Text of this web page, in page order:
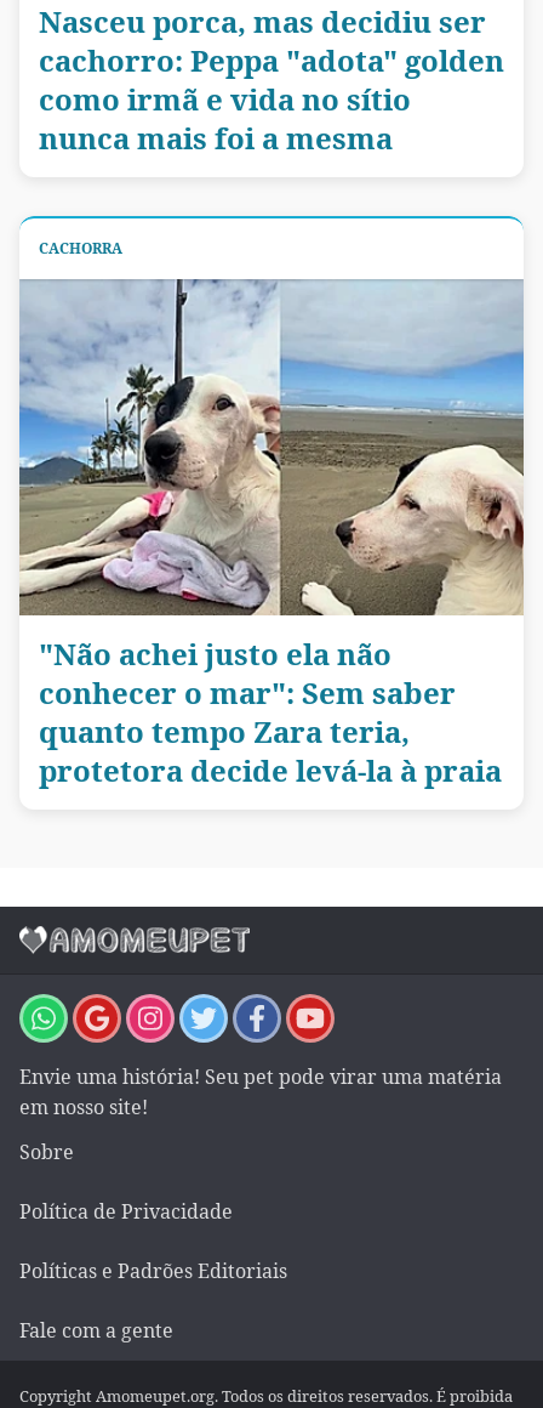
Nasceu porca, mas decidiu ser
cachorro: Peppa "adota" golden
como irmã e vida no sítio
nunca mais foi a mesma
CACHORRA
"Não achei justo ela não
conhecer o mar": Sem saber
quanto tempo Zara teria,
protetora decide levá-la à praia
Envie uma história! Seu pet pode virar uma matéria
em nosso site!
Sobre
Política de Privacidade
Políticas e Padrões Editoriais
Fale com a gente
Copyright Amomeupet.org. Todos os direitos reservados. É proibida